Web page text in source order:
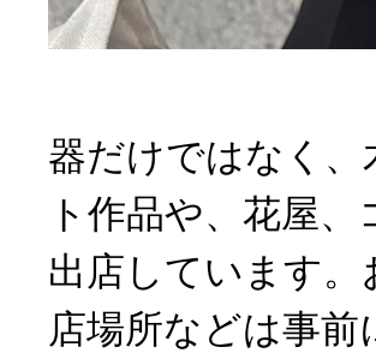
器だけではなく
ト作品や、花屋
出店しています
店場所などは事